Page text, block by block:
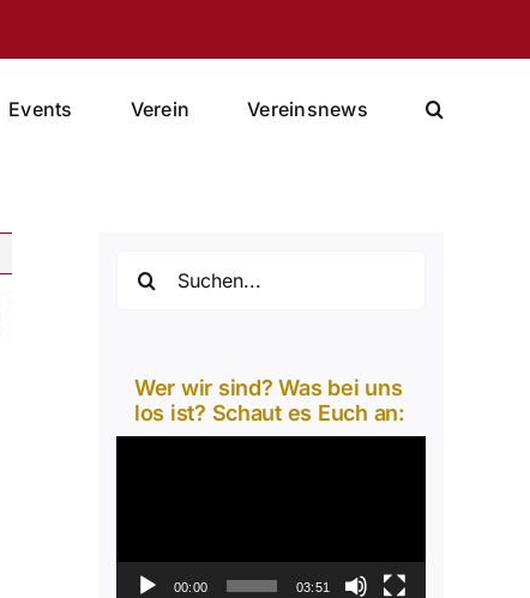
Events Verein Vereinsnews
nach:
Wer wir sind? Was bei uns
los ist? Schaut es Euch an:
00:00 03:51